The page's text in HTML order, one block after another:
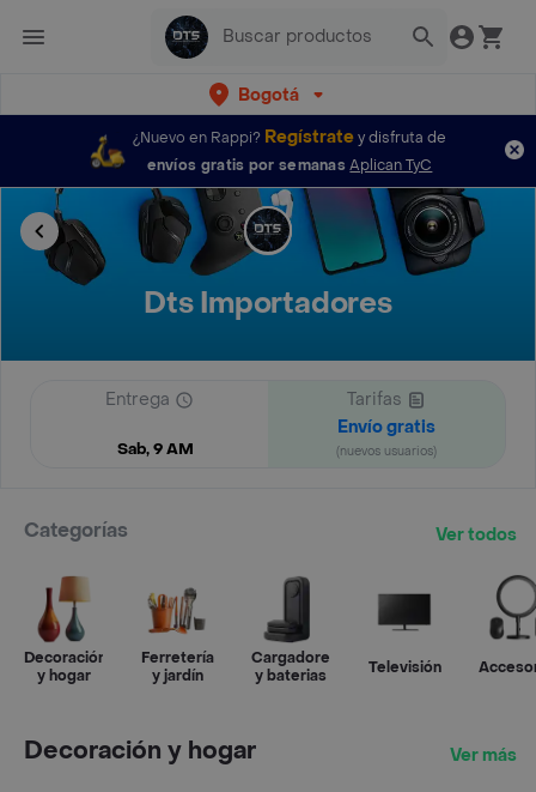
Bogotá
¿Nuevo en Rappi? Regístratey disfruta de
envíos gratis por semanas Aplican TyC
Dts Importadores
Entrega
Sab, 9 AM
Tarifas
Envío gratis
(nuevos usuarios)
Categorías Ver todos
Decoración
y hogar
Ferretería
y jardín
Cargadores
y baterias
Televisión
Decoración y hogar Ver más